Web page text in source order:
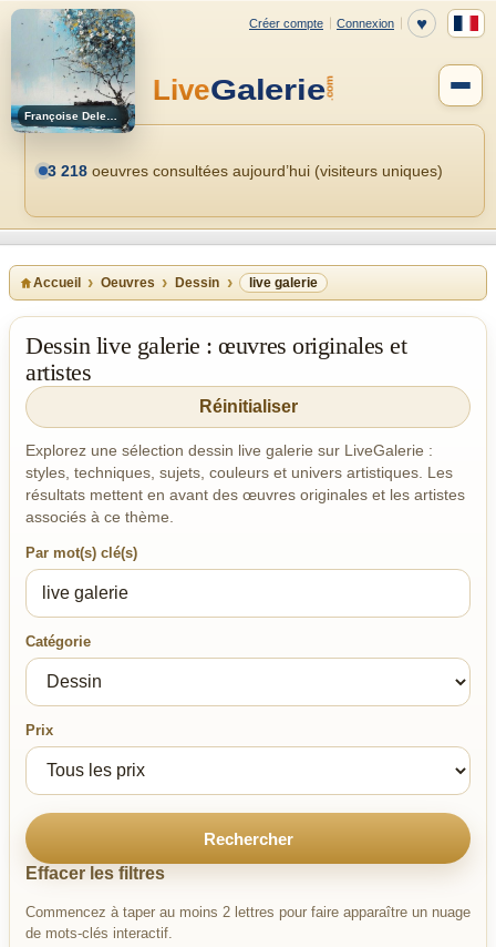
3 218 oeuvres consultées aujourd’hui (visiteurs uniques)
Accueil Oeuvres Dessin live galerie
Dessin live galerie : œuvres originales et
artistes
Réinitialiser
Explorez une sélection dessin live galerie sur LiveGalerie :
styles, techniques, sujets, couleurs et univers artistiques. Les
résultats mettent en avant des œuvres originales et les artistes
associés à ce thème.
Par mot(s) clé(s)
Catégorie
Prix
Rechercher
Effacer les filtres
Commencez à taper au moins 2 lettres pour faire apparaître un nuage
de mots-clés interactif.